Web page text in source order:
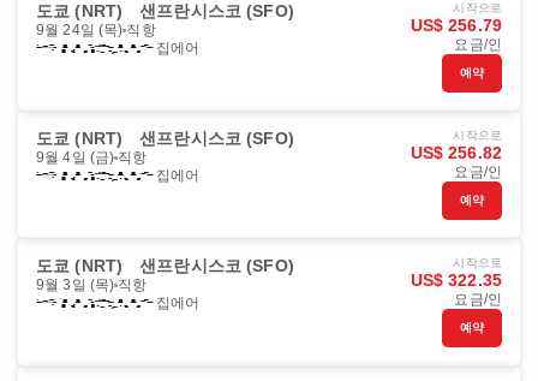
도쿄 (NRT) 샌프란시스코 (SFO)
9월 24일 (목) 직항
집에어
시작으로
US$ 256.79
요금/인
예약
도쿄 (NRT) 샌프란시스코 (SFO)
9월 4일 (금) 직항
집에어
시작으로
US$ 256.82
요금/인
예약
도쿄 (NRT) 샌프란시스코 (SFO)
9월 3일 (목) 직항
집에어
시작으로
US$ 322.35
요금/인
예약